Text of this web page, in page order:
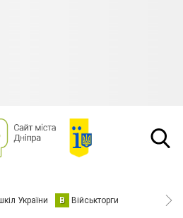
України В Військторги